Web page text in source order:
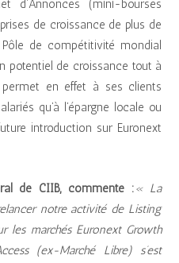
d’Annonces (mini-bourses
de croissance de plus de
de compétitivité mondial
potentiel de croissance tout à
en effet à ses clients
qu’à l’épargne locale ou
introduction sur Euronext
de CIIB, commente :« La
notre activité de Listing
les marchés Euronext Growth
(ex-Marché Libre) s’est